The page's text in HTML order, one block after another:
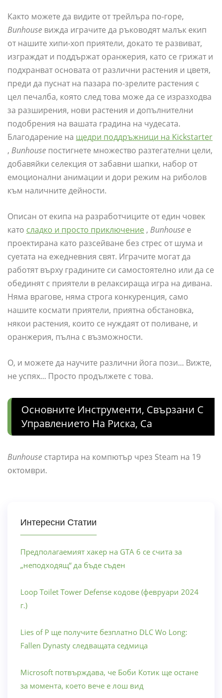
Както можете да видите от трейлъра по-горе,
Bunhouse вижда играчите да ръководят малък екип
от нашите хипи-хоп приятели, докато те развиват,
изграждат и поддържат оранжерия, като се грижат и
подхранват основата от различни растения и цветя,
преди да пуснат на пазара по-зрелите растения с
цел печалба, която след това може да се изразходва
за разширения, нови растения и допълнителни
подобрения на вашата градина на чудесата.
Благодарение на щедри поддръжници на Kickstarter
, Bunhouse постигнете множество разтегателни цели,
добавяйки селекция от забавни шапки, набор от
емоционални анимации и дори режим на риболов
към наличните дейности.
Описан от екипа на разработчиците от един човек
като сладко и просто приключение , Bunhouse е
проектирана като разсейване без стрес от шума и
суетата на ежедневния свят. Играчите могат да
работят върху градините си самостоятелно или да се
обединят с приятели в релаксираща игра на дивана.
Няма врагове, няма строга конкуренция, само
нашите космати приятели, приятна обстановка,
някои растения, които се нуждаят от поливане, и
оранжерия, пълна с възможности.
О, и можете да научите различни йога пози... Вижте,
не успях... Просто продължете с това.
Основните Инструменти, Свързани С
Управлението На Риска, Са
Bunhouse стартира на компютър чрез Steam на 19
октомври.
Интересни Статии
Предполагаемият хакер на GTA 6 се счита за
„неподходящ“ да бъде съден
Loop Toilet Tower Defense кодове (февруари 2024
г.)
Lies of P ще получите безплатно DLC Wo Long:
Fallen Dynasty следващата седмица
Microsoft потвърждава, че Боби Котик ще остане
за момента, което вече е лош вид